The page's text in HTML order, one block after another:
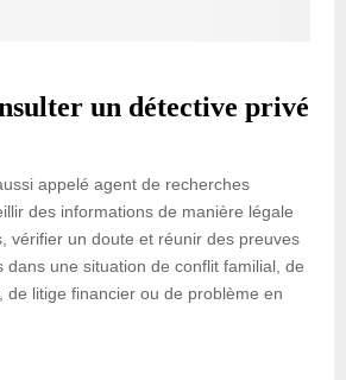
un détective privé
appelé agent de recherches
des informations de manière légale
vérifier un doute et réunir des preuves
dans une situation de conflit familial, de
de litige financier ou de problème en